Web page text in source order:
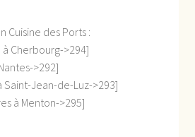
Cuisine des Ports :
Cherbourg->294]
>292]
Saint-Jean-de-Luz->293]
à Menton->295]